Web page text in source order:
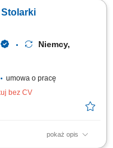
Niemcy,
umowa o pracę
bez CV
pokaż opis